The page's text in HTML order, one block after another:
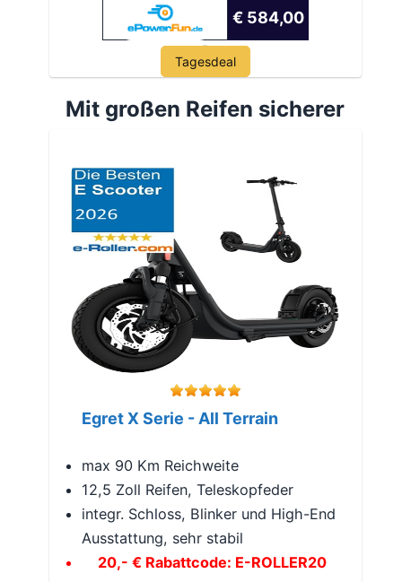
€ 584,00
Tagesdeal
Mit großen Reifen sicherer
Egret X Serie - All Terrain
max 90 Km Reichweite
12,5 Zoll Reifen, Teleskopfeder
integr. Schloss, Blinker und High-End
Ausstattung, sehr stabil
20,- € Rabattcode: E-ROLLER20